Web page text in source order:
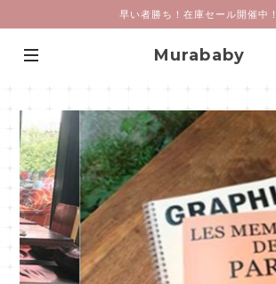
早い者勝ち！在庫セール開催中！
Murababy